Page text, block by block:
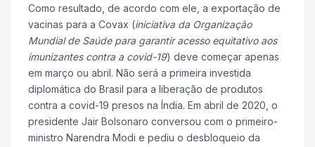
Como resultado, de acordo com ele, a exportação de
vacinas para a Covax (iniciativa da Organização
Mundial de Saúde para garantir acesso equitativo aos
imunizantes contra a covid-19) deve começar apenas
em março ou abril. Não será a primeira investida
diplomática do Brasil para a liberação de produtos
contra a covid-19 presos na Índia. Em abril de 2020, o
presidente Jair Bolsonaro conversou com o primeiro-
ministro Narendra Modi e pediu o desbloqueio da